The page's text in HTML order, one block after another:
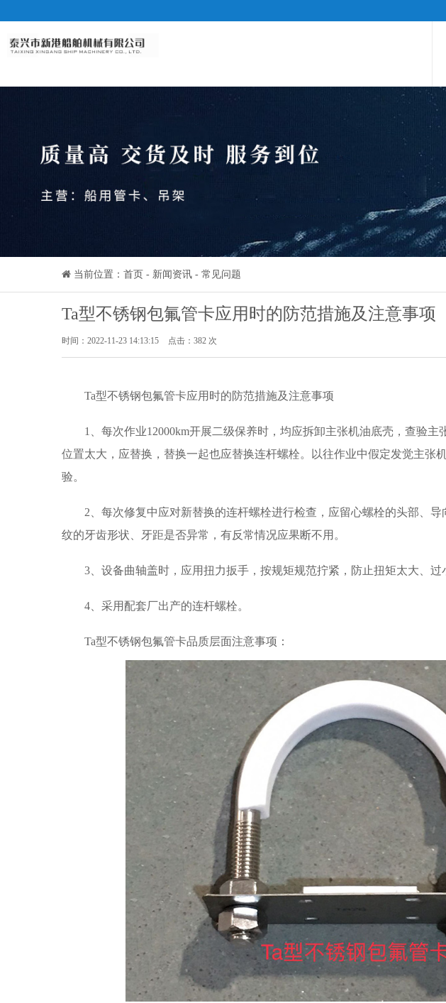
当前位置： 首页 - 新闻资讯 - 常见问题
Ta型不锈钢包氟管卡应用时的防范措施及注意事项
时间：2022-11-23 14:13:15 点击： 382 次
Ta型不锈钢包氟管卡应用时的防范措施及注意事项
1、每次作业12000km开展二级保养时，均应拆卸主张机油底壳，查验
位置太大，应替换，替换一起也应替换连杆螺栓。以往作业中假定发觉主张
验。
2、每次修复中应对新替换的连杆螺栓进行检查，应留心螺栓的头部、
纹的牙齿形状、牙距是否异常，有反常情况应果断不用。
3、设备曲轴盖时，应用扭力扳手，按规矩规范拧紧，防止扭矩太大、过
4、采用配套厂出产的连杆螺栓。
Ta型不锈钢包氟管卡品质层面注意事项：